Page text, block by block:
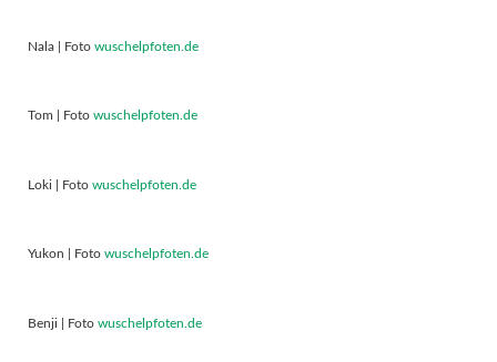
Nala | Foto wuschelpfoten.de
Tom | Foto wuschelpfoten.de
Loki | Foto wuschelpfoten.de
Yukon | Foto wuschelpfoten.de
Benji | Foto wuschelpfoten.de